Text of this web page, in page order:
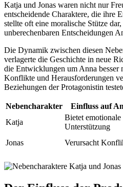
Katja und Jonas waren nicht nur
entscheidende Charaktere, die ihre
stellte oft eine moralische Stütze
unberechenbaren Entscheidungen
Die Dynamik zwischen diesen
verlagerte die Geschichte in neue
die Entwicklungen um Anna besser
Konflikte und Herausforderungen
Beziehungen der Protagonistin
Nebencharakter Einfluss auf
Katja
Bietet emotionale
Unterstützung
Jonas Verursacht